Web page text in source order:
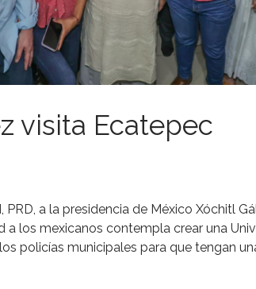
visita Ecatepec
PRD, a la presidencia de México Xóchitl
a los mexicanos contempla crear una
policías municipales para que tengan